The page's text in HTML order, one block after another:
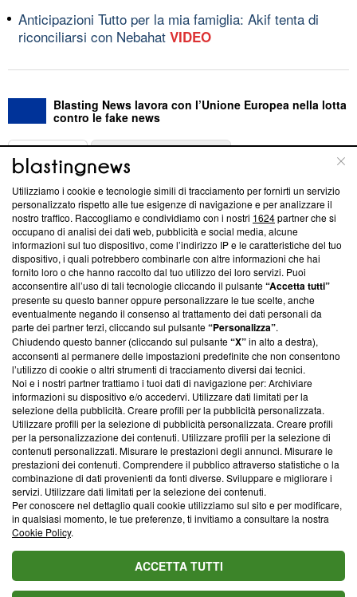
Anticipazioni Tutto per la mia famiglia: Akif tenta di
riconciliarsi con Nebahat VIDEO
Blasting News lavora con l’Unione Europea nella lotta
contro le fake news
ABOUT
Questa sezione offre informazioni trasparenti su Blasting
News, sui nostri processi editoriali e su come ci impegniamo a
creare news di qualità. Inoltre, afferma la nostra aderenza a
‘Trust Project - News with Integrity’Blasting News non è
ancora membro del programma, ma ha richiesto di farne
parte; Trust Project non ha ancora effettuato una verifica di
conformità agli standard.
Su di noi
Team editoriale
Corporate
Redazione
Informativa Privacy
Cookie Policy
Blasting SA, IDI CHE-247.845.224, Via Carlo Frasca, 3 - 6900
Lugano (Svizzera) Tel:+39 0690258937
© 2026 Blasting News
Utilizziamo i cookie e tecnologie simili di tracciamento per fornirti un servizio
personalizzato rispetto alle tue esigenze di navigazione e per analizzare il
nostro traffico. Raccogliamo e condividiamo con i nostri 1624partner che si
occupano di analisi dei dati web, pubblicità e social media, alcune
informazioni sul tuo dispositivo, come l’indirizzo IP e le caratteristiche del tuo
dispositivo, i quali potrebbero combinarle con altre informazioni che hai
fornito loro o che hanno raccolto dal tuo utilizzo dei loro servizi. Puoi
acconsentire all’uso di tali tecnologie cliccando il pulsante“Accetta tutti”
presente su questo banner oppure personalizzare le tue scelte, anche
eventualmente negando il consenso al trattamento dei dati personali da
parte dei partner terzi, cliccando sul pulsante“Personalizza”.
Chiudendo questo banner (cliccando sul pulsante“X”in alto a destra),
acconsenti al permanere delle impostazioni predefinite che non consentono
l’utilizzo di cookie o altri strumenti di tracciamento diversi dai tecnici.
Noi e i nostri partner trattiamo i tuoi dati di navigazione per: Archiviare
informazioni su dispositivo e/o accedervi. Utilizzare dati limitati per la
selezione della pubblicità. Creare profili per la pubblicità personalizzata.
Utilizzare profili per la selezione di pubblicità personalizzata. Creare profili
per la personalizzazione dei contenuti. Utilizzare profili per la selezione di
contenuti personalizzati. Misurare le prestazioni degli annunci. Misurare le
prestazioni dei contenuti. Comprendere il pubblico attraverso statistiche o la
combinazione di dati provenienti da fonti diverse. Sviluppare e migliorare i
servizi. Utilizzare dati limitati per la selezione dei contenuti.
Per conoscere nel dettaglio quali cookie utilizziamo sul sito e per modificare,
in qualsiasi momento, le tue preferenze, ti invitiamo a consultare la nostra
Cookie Policy.
ACCETTA TUTTI